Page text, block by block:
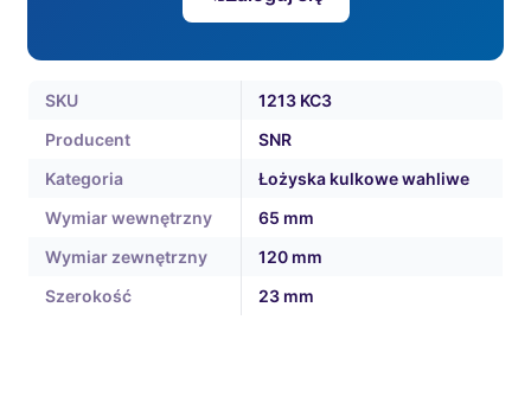
SKU
1213 KC3
Producent
SNR
Kategoria
Łożyska kulkowe wahliwe
Wymiar wewnętrzny
65 mm
Wymiar zewnętrzny
120 mm
Szerokość
23 mm